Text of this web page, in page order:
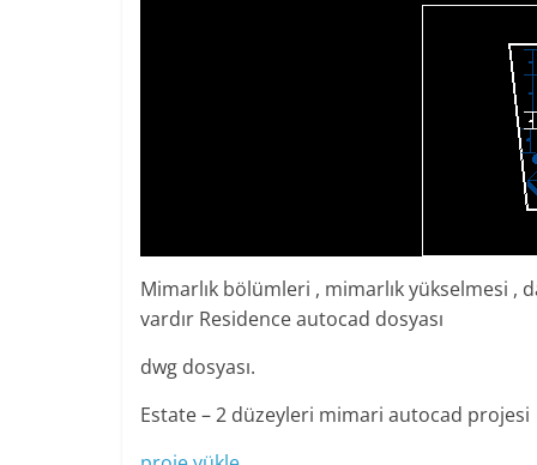
Mimarlık bölümleri , mimarlık yükselmesi ,
vardır Residence autocad dosyası
dwg dosyası.
Estate – 2 düzeyleri mimari autocad projesi